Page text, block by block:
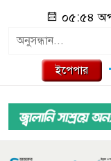
০৫:৫৪
ইপেপার